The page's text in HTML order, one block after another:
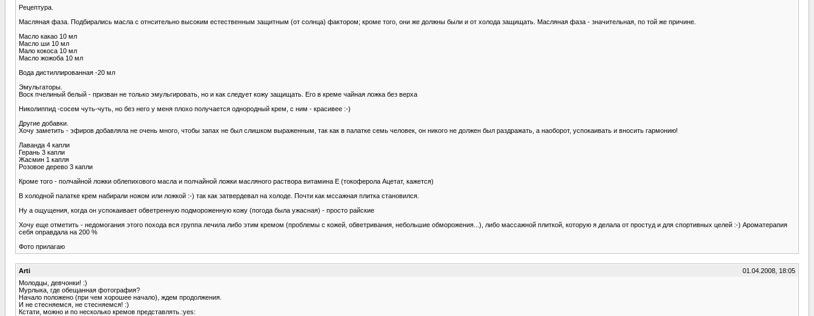
Рецептура.
Масляная фаза. Подбирались масла с отнсительно высоким естественным защитным (от солнца) фактором; кроме того, они же должны были и от холода защищать. Масляная фаза - значительная, по той же причине.
Масло какао 10 мл
Масло ши 10 мл
Мало кокоса 10 мл
Масло жожоба 10 мл
Вода дистиллированная -20 мл
Эмульгаторы.
Воск пчелиный белый - призван не только эмульгировать, но и как следует кожу защищать. Его в креме чайная ложка без верха
Николиппид -сосем чуть-чуть, но без него у меня плохо получается однородный крем, с ним - красивее :-)
Другие добавки.
Хочу заметить - эфиров добавляла не очень много, чтобы запах не был слишком выраженным, так как в палатке семь человек, он никого не должен был раздражать, а наоборот, успокаивать и вносить гармонию!
Лаванда 4 капли
Герань 3 капли
Жасмин 1 капля
Розовое дерево 3 капли
Кроме того - полчайной ложки облепихового масла и полчайной ложки масляного раствора витамина Е (токоферола Ацетат, кажется)
В холодной палатке крем набирали ножом или ложкой :-) так как затвердевал на холоде. Почти как мссажная плитка становился.
Ну а ощущения, когда он успокаивает обветренную подмороженную кожу (погода была ужасная) - просто райские
Хочу еще отметить - недомогания этого похода вся группа лечила либо этим кремом (проблемы с кожей, обветривания, небольшие обморожения...), либо массажной плиткой, которую я делала от простуд и для спортивных целей :-) Ароматерапия
себя оправдала на 200 %
Фото прилагаю
Arti
01.04.2008, 18:05
Молодцы, девчонки! :)
Мурлыка, где обещанная фотография?
Начало положено (при чем хорошее начало), ждем продолжения.
И не стесняемся, не стесняемся! :)
Кстати, можно и по несколько кремов представлять.:yes: